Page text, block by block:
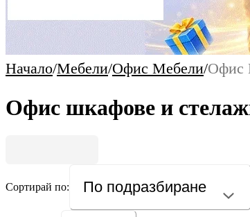
Начало/Мебели/Офис Мебели/Офис
Офис шкафове и
Сортирай по: По подразбиране